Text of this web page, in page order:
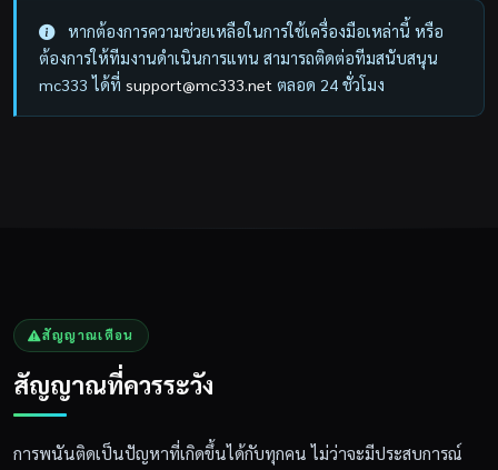
หากต้องการความช่วยเหลือในการใช้เครื่องมือเหล่านี้ หรือ
ต้องการให้ทีมงานดำเนินการแทน สามารถติดต่อทีมสนับสนุน
mc333 ได้ที่ support@mc333.net ตลอด 24 ชั่วโมง
สัญญาณเตือน
สัญญาณที่ควรระวัง
การพนันติดเป็นปัญหาที่เกิดขึ้นได้กับทุกคน ไม่ว่าจะมีประสบการณ์